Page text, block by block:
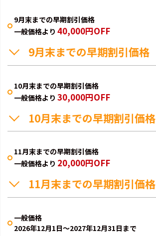
9月末までの早期割引価格
一般価格より 40,000円OFF
9月末までの早期割引価格
10月末までの早期割引価格
一般価格より 30,000円OFF
10月末までの早期割引価格
11月末までの早期割引価格
一般価格より 20,000円OFF
11月末までの早期割引価格
一般価格
2026年12月1日～2027年12月31日まで